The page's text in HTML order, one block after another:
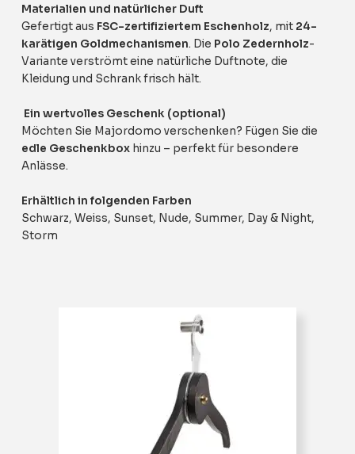
Materialien und natürlicher Duft
Gefertigt aus FSC-zertifiziertem Eschenholz, mit 24-
karätigen Goldmechanismen. Die Polo Zedernholz-
Variante verströmt eine natürliche Duftnote, die
Kleidung und Schrank frisch hält.
Ein wertvolles Geschenk (optional)
Möchten Sie Majordomo verschenken? Fügen Sie die
edle Geschenkboxhinzu – perfekt für besondere
Anlässe.
Erhältlich in folgenden Farben
Schwarz, Weiss, Sunset, Nude, Summer, Day & Night,
Storm